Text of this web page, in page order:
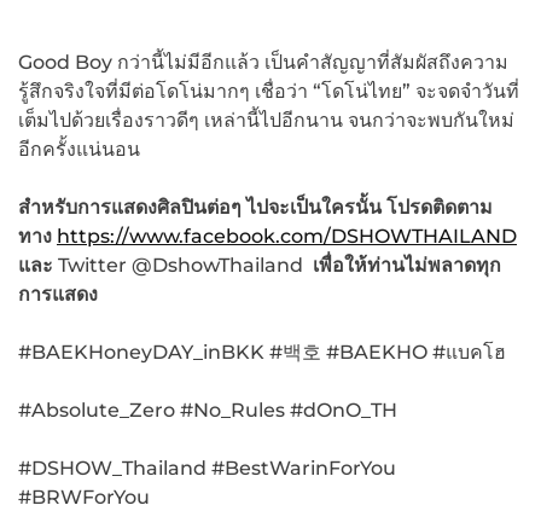
Good Boy กว่านี้ไม่มีอีกแล้ว เป็นคำสัญญาที่สัมผัสถึงความ
รู้สึกจริงใจที่มีต่อโดโน่มากๆ เชื่อว่า “โดโน่ไทย” จะจดจำวันที่
เต็มไปด้วยเรื่องราวดีๆ เหล่านี้ไปอีกนาน จนกว่าจะพบกันใหม่
อีกครั้งแน่นอน
สำหรับการแสดงศิลปินต่อๆ ไปจะเป็นใครนั้น โปรดติดตาม
ทาง https://www.facebook.com/DSHOWTHAILAND
และ Twitter @DshowThailand เพื่อให้ท่านไม่พลาดทุก
การแสดง
#BAEKHoneyDAY_inBKK #백호 #BAEKHO #แบคโฮ
#Absolute_Zero #No_Rules #dOnO_TH
#DSHOW_Thailand #BestWarinForYou
#BRWForYou